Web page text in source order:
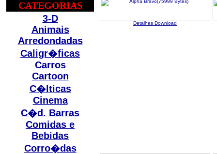
CATEGORIAS
3-D
Animais
Arredondadas
Caligr�ficas
Carros
Cartoon
C�lticas
Cinema
C�d. Barras
Comidas e
Bebidas
Corro�das
Detalhes Download